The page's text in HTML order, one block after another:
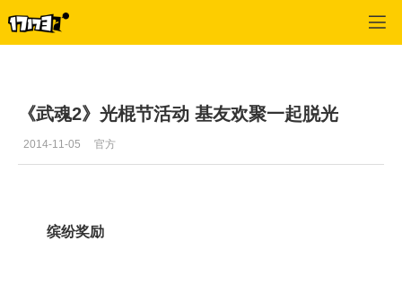
《武魂2》光棍节活动 基友欢聚一起脱光
2014-11-05 官方
缤纷奖励